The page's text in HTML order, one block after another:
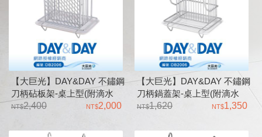
【大巨光】DAY&DAY 不鏽鋼
刀柄砧板架-桌上型(附滴水
盤)_ST3215TS
2,400 2,000
【大巨光】DAY&DAY 不鏽鋼
刀柄鍋蓋架-桌上型(附滴水
盤)_ST3015T
1,620 1,350